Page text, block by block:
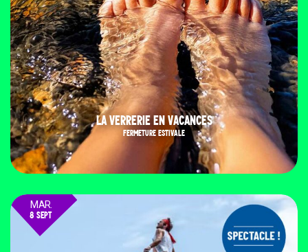
LA VERRERIE EN VACANCES
FERMETURE ESTIVALE
MAR.
8 SEPT